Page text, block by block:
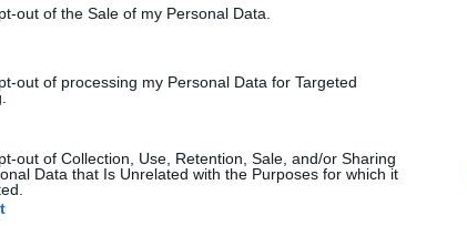
out of the Sale of my Personal Data.
out of processing my Personal Data for Targeted
out of Collection, Use, Retention, Sale, and/or Sharing
Data that Is Unrelated with the Purposes for which it
ψήφους (30 παρών)